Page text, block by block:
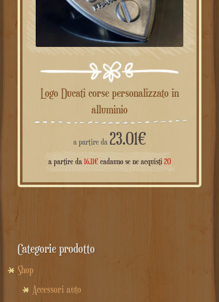
Logo Ducati corse personalizzato in
alluminio
a partire da 23.01€
a partire da 16.11€cadauno se ne acquisti20
Categorie prodotto
Shop
Accessori auto